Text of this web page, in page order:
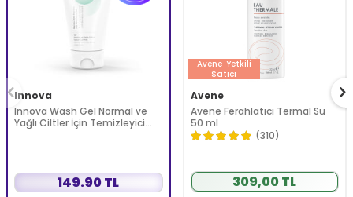
Innova
Innova Wash Gel Normal ve
Yağlı Ciltler İçin Temizleyici
149.90 TL
Avene Yetkili
Satıcı
Avene
Avene Ferahlatıcı Termal Su
50 ml
(310)
309,00 TL